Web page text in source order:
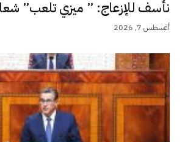
نأسف للإزعاج: ” ميزي تلعب”
أغسطس 7, 2026